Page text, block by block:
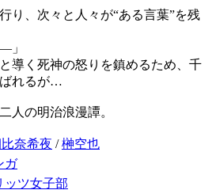
り、次々と人々が“ある言葉”を残
」
導く死神の怒りを鎮めるため、千
れるが…
人の明治浪漫譚。
奈希夜 /榊空也
ガ
ッツ女子部